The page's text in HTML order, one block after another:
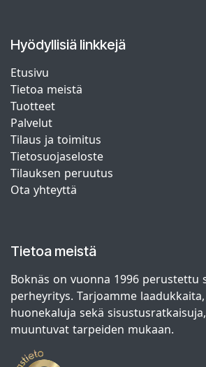
Hyödyllisiä linkkejä
Etusivu
Tietoa meistä
Tuotteet
Palvelut
Tilaus ja toimitus
Tietosuojaseloste
Tilauksen peruutus
Ota yhteyttä
Tietoa meistä
Boknäs on vuonna 1996 perustettu
perheyritys. Tarjoamme
huonekaluja sekä
muuntuvat tarpeiden mukaan.